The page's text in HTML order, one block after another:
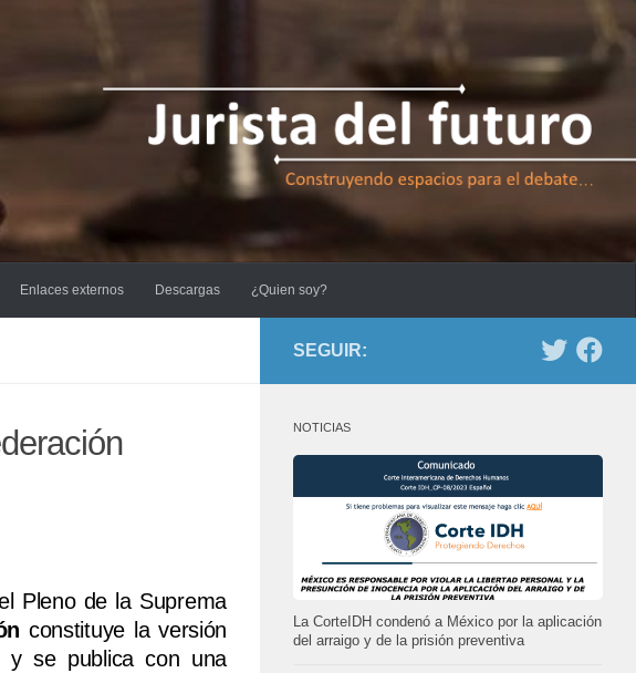
Enlaces externos Descargas ¿Quien soy?
Pleno de la Suprema
constituye la versión
y se publica con una
SEGUIR:
NOTICIAS
La CorteIDH condenó a México por la aplicación
del arraigo y de la prisión preventiva